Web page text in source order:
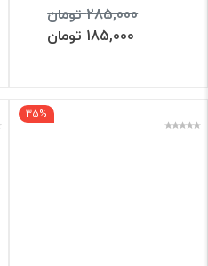
285,000 تومان
185,000 تومان
35%